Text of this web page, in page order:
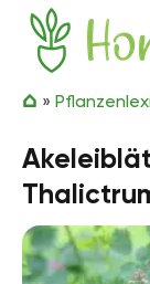
Zum Inhalt springen
Hortica
»